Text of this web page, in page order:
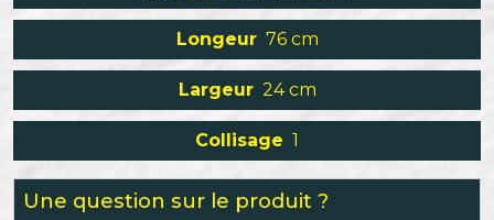
Longeur 76 cm
Largeur 24 cm
Collisage 1
Une question sur le produit ?